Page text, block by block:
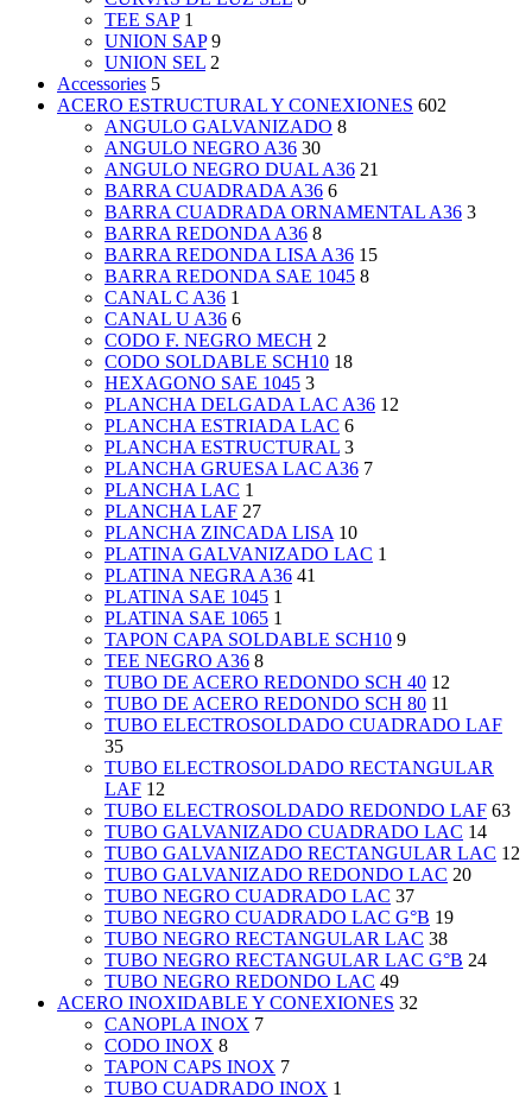
TEE SAP 1
UNION SAP 9
UNION SEL 2
Accessories 5
ACERO ESTRUCTURAL Y CONEXIONES 602
ANGULO GALVANIZADO 8
ANGULO NEGRO A36 30
ANGULO NEGRO DUAL A36 21
BARRA CUADRADA A36 6
BARRA CUADRADA ORNAMENTAL A36 3
BARRA REDONDA A36 8
BARRA REDONDA LISA A36 15
BARRA REDONDA SAE 1045 8
CANAL C A36 1
CANAL U A36 6
CODO F. NEGRO MECH 2
CODO SOLDABLE SCH10 18
HEXAGONO SAE 1045 3
PLANCHA DELGADA LAC A36 12
PLANCHA ESTRIADA LAC 6
PLANCHA ESTRUCTURAL 3
PLANCHA GRUESA LAC A36 7
PLANCHA LAC 1
PLANCHA LAF 27
PLANCHA ZINCADA LISA 10
PLATINA GALVANIZADO LAC 1
PLATINA NEGRA A36 41
PLATINA SAE 1045 1
PLATINA SAE 1065 1
TAPON CAPA SOLDABLE SCH10 9
TEE NEGRO A36 8
TUBO DE ACERO REDONDO SCH 40 12
TUBO DE ACERO REDONDO SCH 80 11
TUBO ELECTROSOLDADO CUADRADO LAF
35
TUBO ELECTROSOLDADO RECTANGULAR
LAF 12
TUBO ELECTROSOLDADO REDONDO LAF 63
TUBO GALVANIZADO CUADRADO LAC 14
TUBO GALVANIZADO RECTANGULAR LAC 12
TUBO GALVANIZADO REDONDO LAC 20
TUBO NEGRO CUADRADO LAC 37
TUBO NEGRO CUADRADO LAC G°B 19
TUBO NEGRO RECTANGULAR LAC 38
TUBO NEGRO RECTANGULAR LAC G°B 24
TUBO NEGRO REDONDO LAC 49
ACERO INOXIDABLE Y CONEXIONES 32
CANOPLA INOX 7
CODO INOX 8
TAPON CAPS INOX 7
TUBO CUADRADO INOX 1